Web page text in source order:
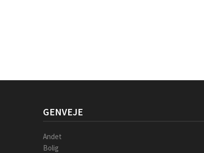
GENVEJE
Andet
Bolig